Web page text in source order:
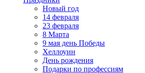
Новый год
14 февраля
23 февраля
8 Марта
9 мая день Победы
Хеллоуин
День рождения
Подарки по профессиям